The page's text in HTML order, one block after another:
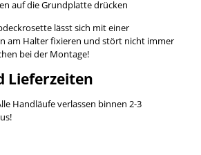
auf die Grundplatte drücken
lässt sich mit einer
am Halter fixieren und stört nicht immer
bei der Montage!
Lieferzeiten
Handläufe verlassen binnen 2-3